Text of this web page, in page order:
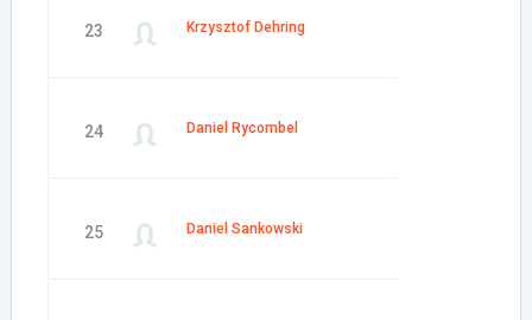
23 Krzysztof Dehring
24 Daniel Rycombel
25 Daniel Sankowski